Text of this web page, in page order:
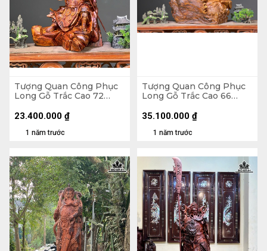
Tượng Quan Công Phục
Long Gỗ Trắc Cao 72
1 năm trước
23.400.000 ₫
Tượng Quan Công Phục
Long Gỗ Trắc Cao 66
1 năm trước
35.100.000 ₫